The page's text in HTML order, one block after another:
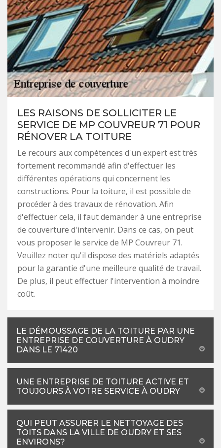
LES RAISONS DE SOLLICITER LE
SERVICE DE MP COUVREUR 71 POUR
RÉNOVER LA TOITURE
Le recours aux compétences d'un expert est très
fortement recommandé afin d'effectuer les
différentes opérations qui concernent les
constructions. Pour la toiture, il est possible de
procéder à des travaux de rénovation. Afin
d'effectuer cela, il faut demander à une entreprise
de couverture d'intervenir. Dans ce cas, on peut
vous proposer le service de MP Couvreur 71.
Veuillez noter qu'il dispose des matériels adaptés
pour la garantie d'une meilleure qualité de travail.
De plus, il peut effectuer l'intervention à moindre
coût.
LE DÉMOUSSAGE DE LA TOITURE PAR UNE
ENTREPRISE DE COUVERTURE À OUDRY
DANS LE 71420
UNE ENTREPRISE DE TOITURE ACTIVE ET
TOUJOURS À VOTRE SERVICE À OUDRY
QUI PEUT ASSURER LE NETTOYAGE DES
TOITS DANS LA VILLE DE OUDRY ET SES
ENVIRONS?